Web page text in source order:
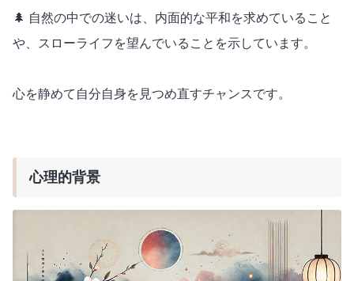
🌲 自然の中での迷いは、内面的な平和を求めていること
や、スローライフを望んでいることを示しています。
心を静めて自分自身を見つめ直すチャンスです。
心理的背景